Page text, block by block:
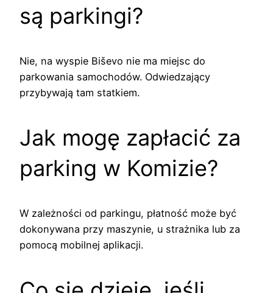
są parkingi?
Nie, na wyspie Biševo nie ma miejsc do
parkowania samochodów. Odwiedzający
przybywają tam statkiem.
Jak mogę zapłacić za
parking w Komizie?
W zależności od parkingu, płatność może być
dokonywana przy maszynie, u strażnika lub za
pomocą mobilnej aplikacji.